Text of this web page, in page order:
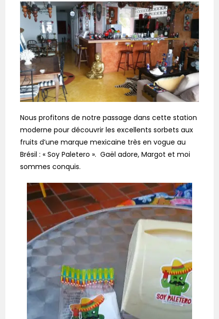
Nous profitons de notre passage dans cette station
moderne pour découvrir les excellents sorbets aux
fruits d’une marque mexicaine très en vogue au
Brésil : « Soy Paletero ». Gaël adore, Margot et moi
sommes conquis.